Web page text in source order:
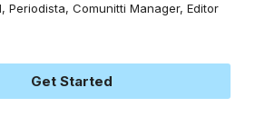
Periodista, Comunitti Manager, Editor
Get Started